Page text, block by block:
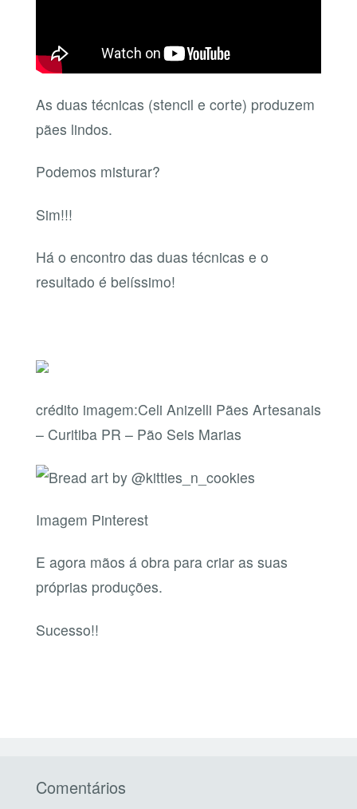
As duas técnicas (stencil e corte) produzem
pães lindos.
Podemos misturar?
Sim!!!
Há o encontro das duas técnicas e o
resultado é belíssimo!
crédito imagem:Celi Anizelli Pães Artesanais
– Curitiba PR – Pão Seis Marias
Imagem Pinterest
E agora mãos á obra para criar as suas
próprias produções.
Sucesso!!
Comentários